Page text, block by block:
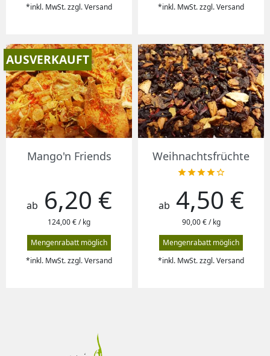
*inkl. MwSt. zzgl. Versand
*inkl. MwSt. zzgl. Versand
Mango'n Friends
Preis
ab 6,20 €
124,00 € / kg
Mengenrabatt möglich
*inkl. MwSt. zzgl. Versand
AUSVERKAUFT
Weihnachtsfrüchte

Preis
ab 4,50 €
90,00 € / kg
Mengenrabatt möglich
*inkl. MwSt. zzgl. Versand